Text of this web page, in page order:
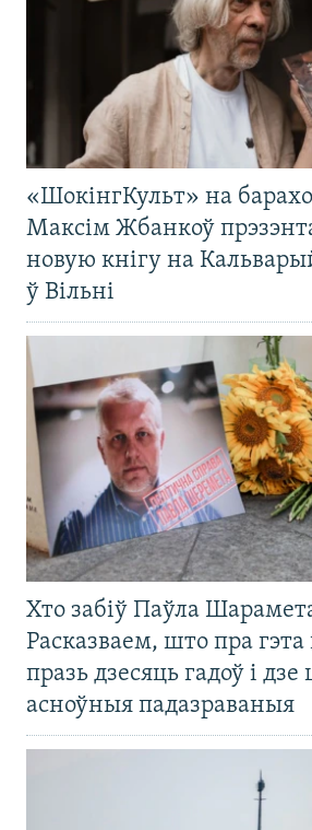
«ШокінгКульт» на
Максім Жбанкоў
новую кнігу на
ў Вільні
Хто забіў Паўла
Расказваем, што пра гэта
празь дзесяць гадоў і дзе
асноўныя падазраваныя